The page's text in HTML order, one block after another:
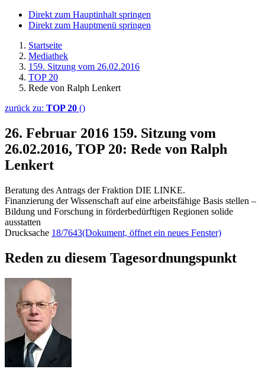
Direkt zum Hauptinhalt springen
Direkt zum Hauptmenü springen
Startseite
Mediathek
159. Sitzung vom 26.02.2016
TOP 20
Rede von Ralph Lenkert
zurück zu: TOP 20 ()
26. Februar 2016 159. Sitzung vom
26.02.2016, TOP 20: Rede von Ralph
Lenkert
Beratung des Antrags der Fraktion DIE LINKE.
Finanzierung der Wissenschaft auf eine arbeitsfähige Basis stellen –
Bildung und Forschung in förderbedürftigen Regionen solide
ausstatten
Drucksache 18/7643(Dokument, öffnet ein neues Fenster)
Reden zu diesem Tagesordnungspunkt